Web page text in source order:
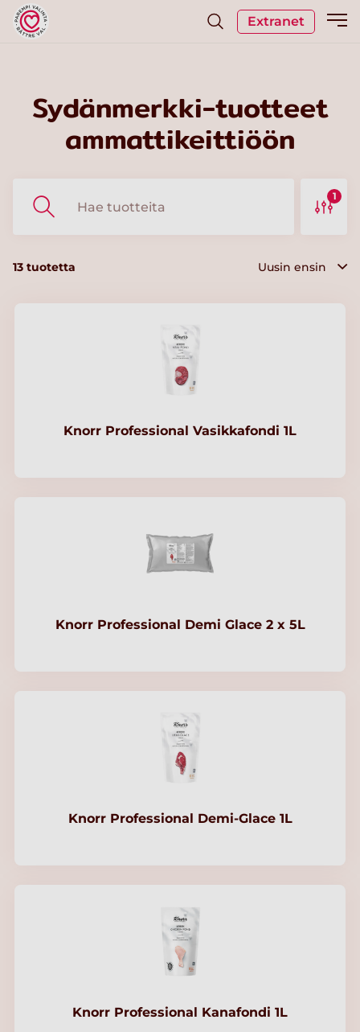
Extranet
Sydänmerkki-tuotteet
ammattikeittiöön
1
13 tuotetta
Knorr Professional Vasikkafondi 1L
Knorr Professional Demi Glace 2 x 5L
Knorr Professional Demi-Glace 1L
Knorr Professional Kanafondi 1L